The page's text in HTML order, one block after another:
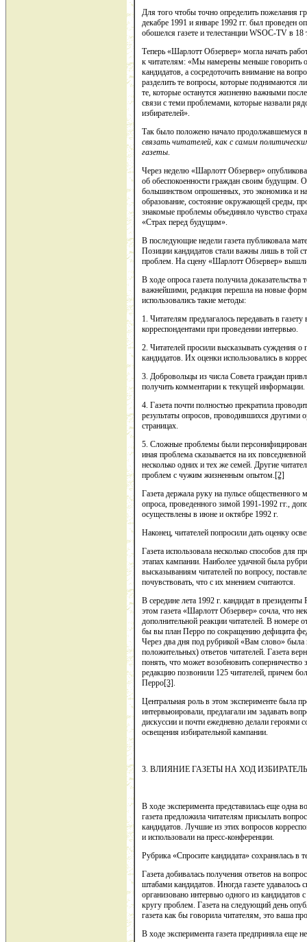
Для того чтобы точно определить пожелания
декабре 1991 и январе 1992 гг. был проведен
обошелся газете и телестанции WSOC-TV в 18
Теперь «Шарлотт Обзервер» могла начать
к читателям: «Мы намерены меньше говорить
кандидатов, а сосредоточить внимание на
разделить те вопросы, которые поднимаются
те, которые останутся жизненно важными
связи с теми проблемами, которые назвали
избирателей».
Так было положено начало продолжавшемуся
связать читателей, как с самим
газеты.
Через неделю «Шарлотт Обзервер»
об обеспокоенности граждан своим будущим.
большинством опрошенных, это экономика и
образование, состояние окружающей среды,
знакомые проблемы объединяло чувство
«Страх перед будущим».
В последующие недели газета публиковала
Позиции кандидатов стали важны лишь в той
проблем. На сцену «Шарлотт Обзервер»
В ходе опроса газета получила
важнейшими, редакция перешла на новые
использовались такие методы:
1. Читателям предлагалось передавать в
корреспондентами при проведении интервью.
2. Читателей просили высказывать суждения
кандидатов. Их оценки использовались в
3. Добровольцы из числа Совета граждан
получить комментарии к текущей информации.
4. Газета почти полностью прекратила
результаты опросов, проводившихся другими
страницах.
5. Сложные проблемы были
иная проблема сказывается на их
несколько одних и тех же семей. Другие
проблем с чужим жизненным опытом.[2]
Газета держала руку на пульсе
опроса, проведенного зимой 1991-1992 гг.,
осуществлены в июне и октябре 1992 г.
Наконец, читателей попросили дать оценку
Газета использовала несколько способов для
этапах кампании. Наиболее удачной была
высказываниям читателей по вопросу,
почувствовать, что с их мнением считаются.
В середине лета 1992 г. кандидат в
этом газета «Шарлотт Обзервер» сочла, что
дополнительной реакции читателей. В номере
бы вы план Перро по сокращению дефицита
Через два дня под рубрикой «Вам слово»
положительных) ответов читателей. Газета
понять, что может возобновить соперничество
редакцию позвонили 125 читателей, причем
Перро[3].
Центральная роль в этом эксперименте была
интервьюировали, предлагали им задавать
дискуссии и почти ежедневно делали героями
освещения избирательной кампании.
3. ВЛИЯНИЕ ГАЗЕТЫ НА ХОД
В ходе эксперимента представилась еще одна
газета предложила читателям присылать
кандидатов. Лучшие из этих вопросов
и использовали на пресс-конференции.
Рубрика «Спросите кандидата» сохранялась в
Газета добивалась получения ответов на
штабами кандидатов. Иногда газете
организовано интервью одного из
кругу проблем. Газета на следующий день
газета как бы говорила читателям, это ваша
В ходе эксперимента газета предприняла еще